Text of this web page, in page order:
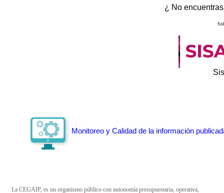
¿ No
Monitoreo y Calidad de la información
La CEGAIP, es un organismo público con autonomía presupuestaria, operativa,